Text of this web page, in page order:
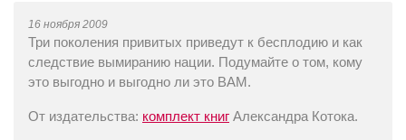
16 ноября 2009
Три поколения привитых приведут к бесплодию и как
следствие вымиранию нации. Подумайте о том, кому
это выгодно и выгодно ли это ВАМ.
От издательства: комплект книг Александра Котока.